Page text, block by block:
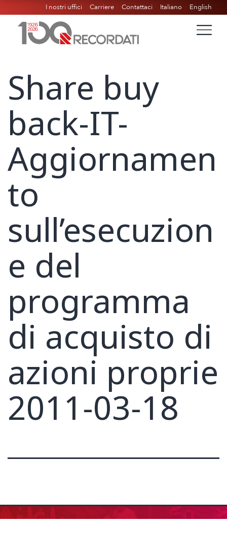
I nostri uffici Carriere Contattaci Italiano English
Share buy
back-IT-
Aggiornamen
to
sull’esecuzion
e del
programma
di acquisto di
azioni proprie
2011-03-18